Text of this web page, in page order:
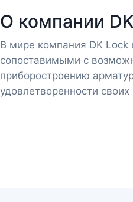
О компании
В мире компания DK Lock
сопоставимыми с
приборостроению
удовлетворенности своих